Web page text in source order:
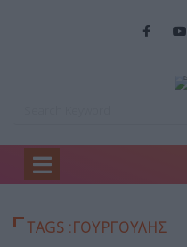
Home
TAGS :ΓΟΥΡΓΟΥΛΗΣ